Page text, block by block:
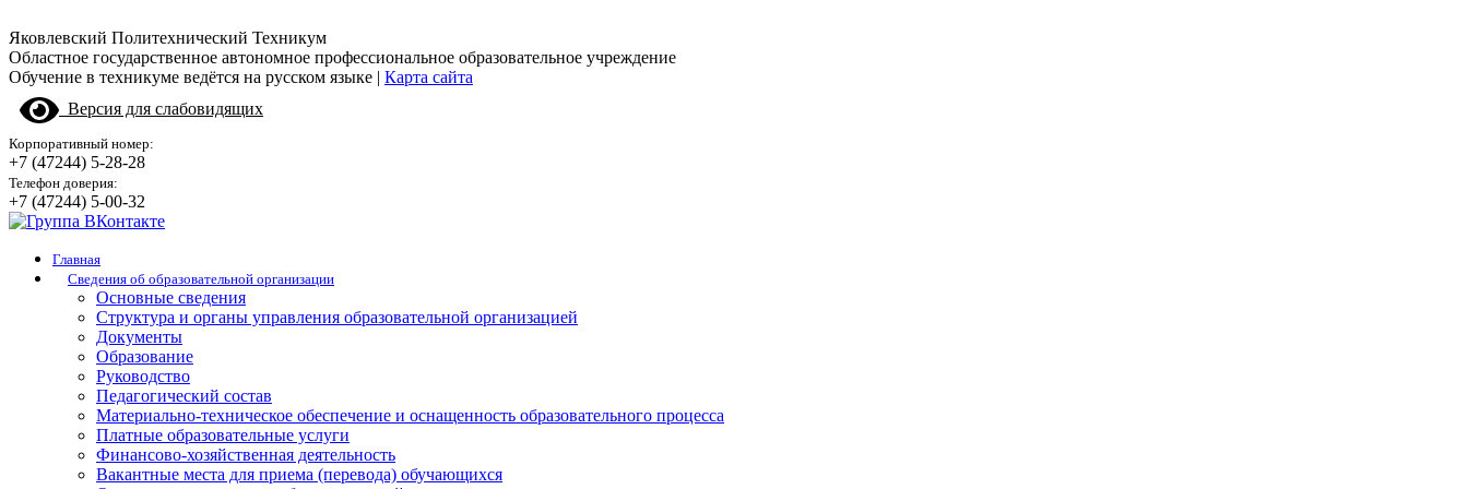
Яковлевский Политехнический Техникум
Областное государственное автономное профессиональное образовательное учреждение
Обучение в техникуме ведётся на русском языке | Карта сайта
Версия для слабовидящих
Корпоративный номер:
+7 (47244) 5-28-28
Телефон доверия:
+7 (47244) 5-00-32
Главная
Сведения об образовательной организации
Основные сведения
Структура и органы управления образовательной организацией
Документы
Образование
Руководство
Педагогический состав
Материально-техническое обеспечение и оснащенность образовательного процесса
Платные образовательные услуги
Финансово-хозяйственная деятельность
Вакантные места для приема (перевода) обучающихся